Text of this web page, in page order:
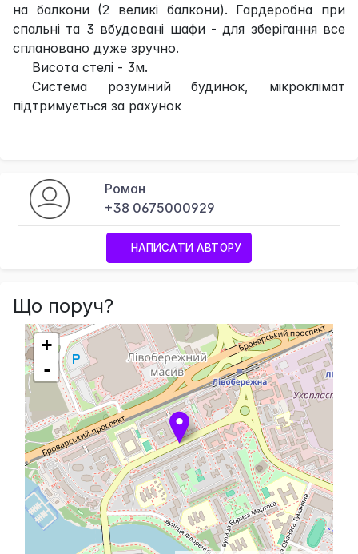
на балкони (2 великі балкони). Гардеробна при
спальні та 3 вбудовані шафи - для зберігання все
сплановано дуже зручно.
Висота стелі - 3м.
Система розумний будинок, мікроклімат
підтримується за рахунок
Роман
+38 0675000929
НАПИСАТИ АВТОРУ
Що поруч?
+
-